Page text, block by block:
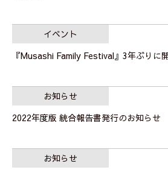
イベント
『Musashi Family Festival』3年ぶりに
お知らせ
2022年度版 統合報告書発行のお知らせ
お知らせ